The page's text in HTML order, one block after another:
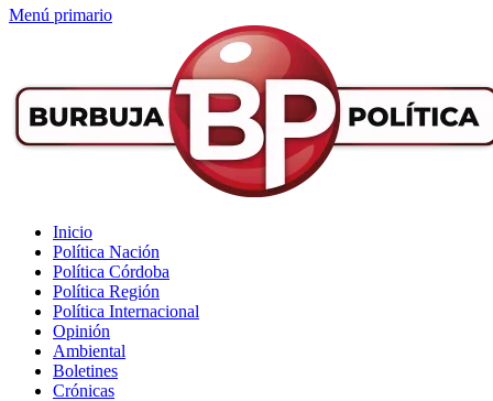
Menú primario
Inicio
Política Nación
Política Córdoba
Política Región
Política Internacional
Opinión
Ambiental
Boletines
Crónicas